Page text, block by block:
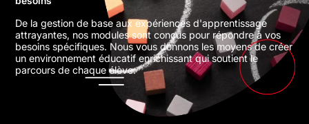
De la gestion de base aux expériences d'apprentissage
attrayantes, nos modules sont conçus pour répondre à vos
besoins spécifiques. Nous vous donnons les moyens de créer
un environnement éducatif enrichissant qui soutient le
parcours de chaque élève.